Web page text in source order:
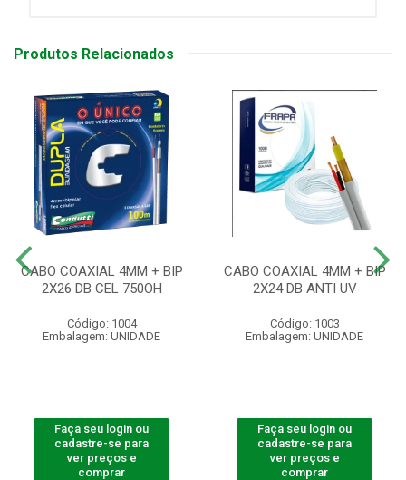
Produtos Relacionados
CABO COAXIAL 4MM + BIP
2X26 DB CEL 750OH
Código: 1004
Embalagem: UNIDADE
Faça seu login ou
cadastre-se para
ver preços e
comprar
CABO COAXIAL 4MM + BIP
2X24 DB ANTI UV
Código: 1003
Embalagem: UNIDADE
Faça seu login ou
cadastre-se para
ver preços e
comprar